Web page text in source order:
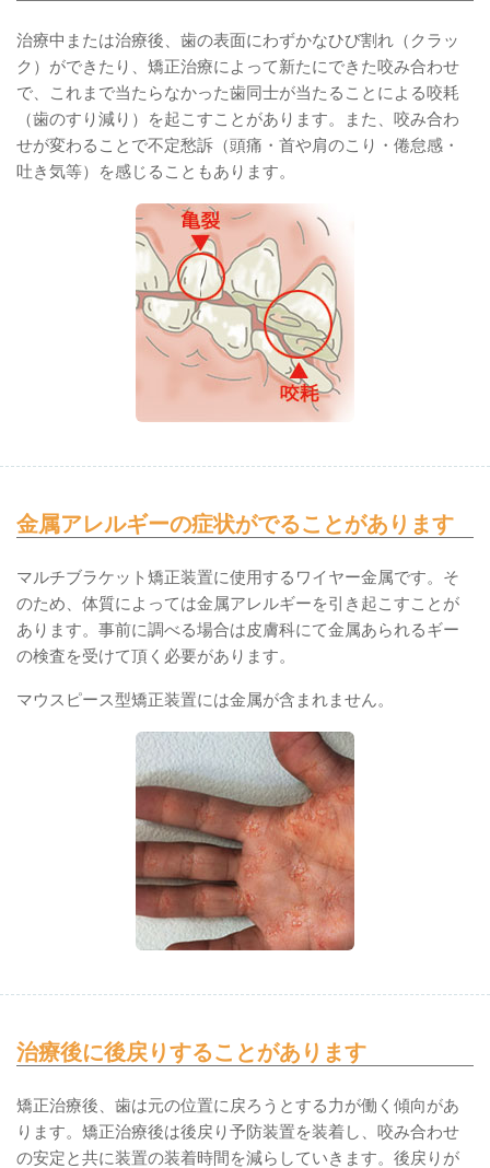
治療中または治療後、歯の表面にわずかなひび割れ（クラッ
ク）ができたり、矯正治療によって新たにできた咬み合わせ
で、これまで当たらなかった歯同士が当たることによる咬耗
（歯のすり減り）を起こすことがあります。また、咬み合わ
せが変わることで不定愁訴（頭痛・首や肩のこり・倦怠感・
吐き気等）を感じることもあります。
金属アレルギーの症状がでることがあります
マルチブラケット矯正装置に使用するワイヤー金属です。そ
のため、体質によっては金属アレルギーを引き起こすことが
あります。事前に調べる場合は皮膚科にて金属あられるギー
の検査を受けて頂く必要があります。
マウスピース型矯正装置には金属が含まれません。
治療後に後戻りすることがあります
矯正治療後、歯は元の位置に戻ろうとする力が働く傾向があ
ります。矯正治療後は後戻り予防装置を装着し、咬み合わせ
の安定と共に装置の装着時間を減らしていきます。後戻りが